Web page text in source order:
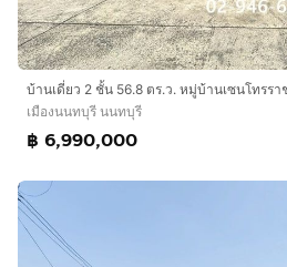
เมืองนนทบุรี นนทบุรี
฿ 6,990,000